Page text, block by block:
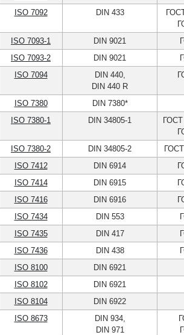
ISO 7092
DIN 433
ISO 7093-1
DIN 9021
ISO 7093-2
DIN 9021
ISO 7094
DIN 440,
DIN 440 R
ISO 7380
DIN 7380*
ISO 7380-1
DIN 34805-1
ГОСТ
ISO 7380-2
DIN 34805-2
ISO 7412
DIN 6914
ISO 7414
DIN 6915
ISO 7416
DIN 6916
ISO 7434
DIN 553
ISO 7435
DIN 417
ISO 7436
DIN 438
ISO 8100
DIN 6921
ISO 8102
DIN 6921
ISO 8104
DIN 6922
ISO 8673
DIN 934,
DIN 971